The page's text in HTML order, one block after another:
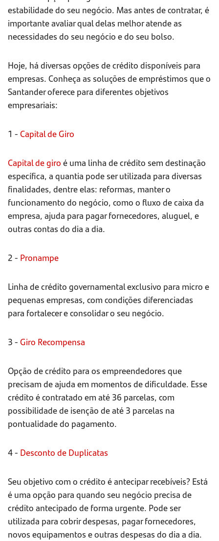
estabilidade do seu negócio. Mas antes de contratar, é
importante avaliar qual delas melhor atende as
necessidades do seu negócio e do seu bolso.
Hoje, há diversas opções de crédito disponíveis para
empresas. Conheça as soluções de empréstimos que o
Santander oferece para diferentes objetivos
empresariais:
1 - Capital de Giro
Capital de giro é uma linha de crédito sem destinação
específica, a quantia pode ser utilizada para diversas
finalidades, dentre elas: reformas, manter o
funcionamento do negócio, como o fluxo de caixa da
empresa, ajuda para pagar fornecedores, aluguel, e
outras contas do dia a dia.
2 - Pronampe
Linha de crédito governamental exclusivo para micro e
pequenas empresas, com condições diferenciadas
para fortalecer e consolidar o seu negócio.
3 - Giro Recompensa
Opção de crédito para os empreendedores que
precisam de ajuda em momentos de dificuldade. Esse
crédito é contratado em até 36 parcelas, com
possibilidade de isenção de até 3 parcelas na
pontualidade do pagamento.
4 - Desconto de Duplicatas
Seu objetivo com o crédito é antecipar recebíveis? Está
é uma opção para quando seu negócio precisa de
crédito antecipado de forma urgente. Pode ser
utilizada para cobrir despesas, pagar fornecedores,
novos equipamentos e outras despesas do dia a dia.